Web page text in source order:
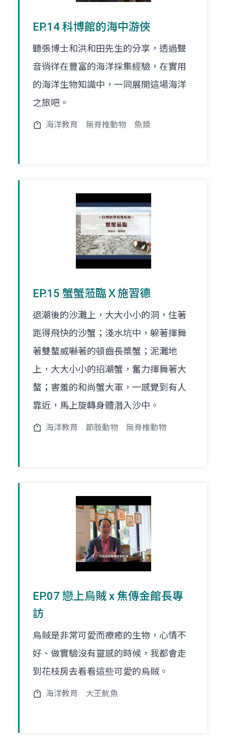
EP.14 科博館的海中游俠
聽張博士和洪和田先生的分享，透過聲
音徜徉在豐富的海洋採集經驗，在實用
的海洋生物知識中，一同展開這場海洋
之旅吧。
海洋教育 無脊椎動物 魚類
EP.15 蟹蟹蒞臨Ｘ施習德
退潮後的沙灘上，大大小小的洞，住著
跑得飛快的沙蟹；淺水坑中，躲著揮舞
著雙螯威嚇著的頓齒長槳蟹；泥灘地
上，大大小小的招潮蟹，奮力揮舞著大
螯；害羞的和尚蟹大軍，一感覺到有人
靠近，馬上旋轉身體潛入沙中。
海洋教育 節肢動物 無脊椎動物
EP.07 戀上烏賊 x 焦傳金館長專
訪
烏賊是非常可愛而療癒的生物，心情不
好、做實驗沒有靈感的時候，我都會走
到花枝房去看看這些可愛的烏賊。
海洋教育 大王魷魚